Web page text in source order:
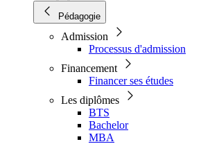
Pédagogie
Admission
Processus d'admission
Financement
Financer ses études
Les diplômes
BTS
Bachelor
MBA